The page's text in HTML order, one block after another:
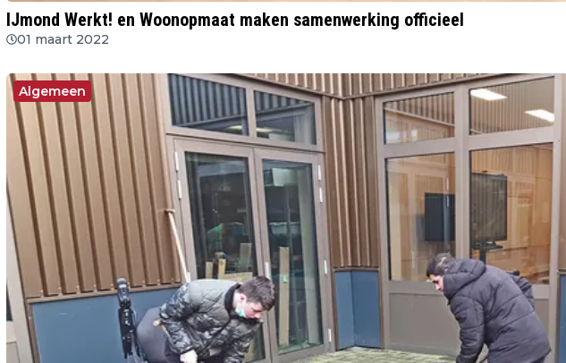
IJmond Werkt! en Woonopmaat maken samenwerking officieel
01 maart 2022
Algemeen